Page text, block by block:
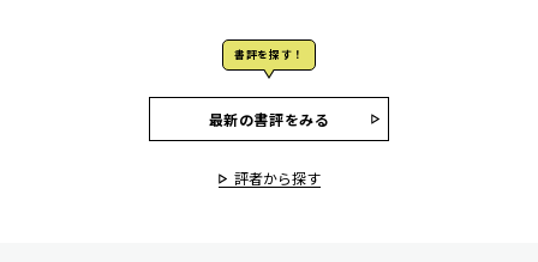
書評を探す！
最新の書評をみる
評者から探す